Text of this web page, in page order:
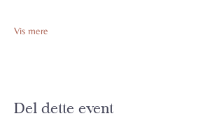
Vis mere
Del dette event